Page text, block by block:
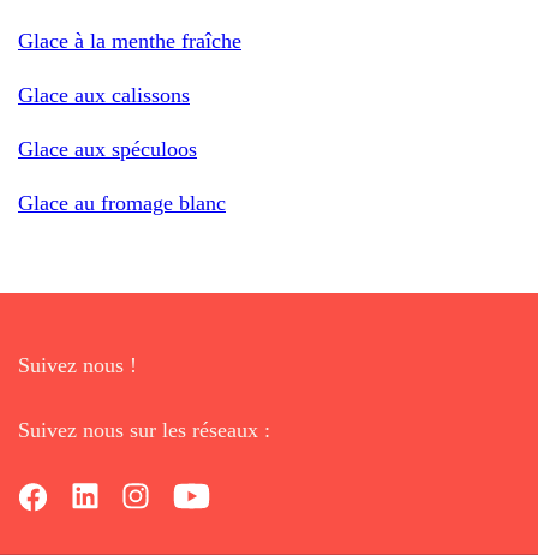
Glace à la menthe fraîche
Glace aux calissons
Glace aux spéculoos
Glace au fromage blanc
Suivez nous !
Suivez nous sur les réseaux :